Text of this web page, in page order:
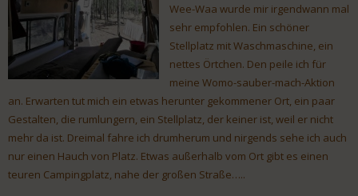
Wee-Waa wurde mir irgendwann mal
sehr empfohlen. Ein schöner
Stellplatz mit Waschmaschine, ein
nettes Örtchen. Den peile ich für
meine Womo-sauber-mach-Aktion
an. Erwarten tut mich ein etwas herunter gekommener Ort, ein paar
Gestalten, die rumlungern, ein Stellplatz, der keiner ist, weil er nicht
mehr da ist. Dreimal fahre ich drumherum und nirgends sehe ich auch
nur einen Hauch von Platz. Etwas außerhalb vom Ort gibt es einen
teuren Campingplatz, nahe der großen Straße…..